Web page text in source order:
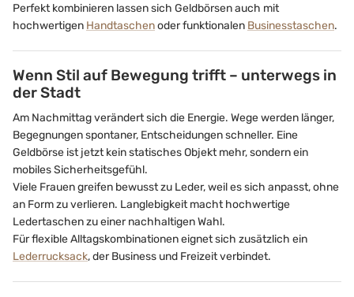
Perfekt kombinieren lassen sich Geldbörsen auch mit
hochwertigen Handtaschenoder funktionalen Businesstaschen.
Wenn Stil auf Bewegung trifft – unterwegs in
der Stadt
Am Nachmittag verändert sich die Energie. Wege werden länger,
Begegnungen spontaner, Entscheidungen schneller. Eine
Geldbörse ist jetzt kein statisches Objekt mehr, sondern ein
mobiles Sicherheitsgefühl.
Viele Frauen greifen bewusst zu Leder, weil es sich anpasst, ohne
an Form zu verlieren. Langlebigkeit macht hochwertige
Ledertaschen zu einer nachhaltigen Wahl.
Für flexible Alltagskombinationen eignet sich zusätzlich ein
Lederrucksack, der Business und Freizeit verbindet.